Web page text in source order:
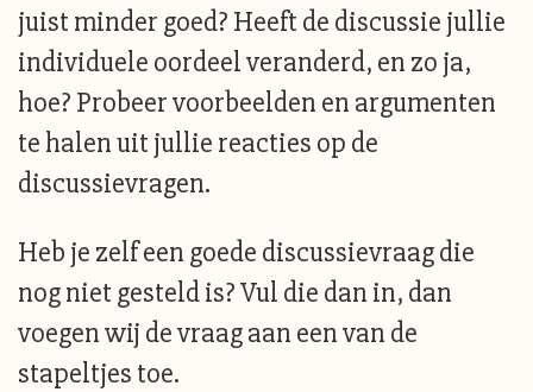
juist minder goed? Heeft de discussie jullie
individuele oordeel veranderd, en zo ja,
hoe? Probeer voorbeelden en argumenten
te halen uit jullie reacties op de
discussievragen.
Heb je zelf een goede discussievraag die
nog niet gesteld is? Vul die dan in, dan
voegen wij de vraag aan een van de
stapeltjes toe.